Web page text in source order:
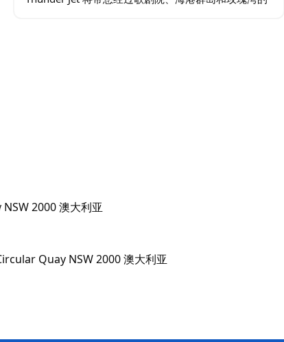
2000 澳大利亚